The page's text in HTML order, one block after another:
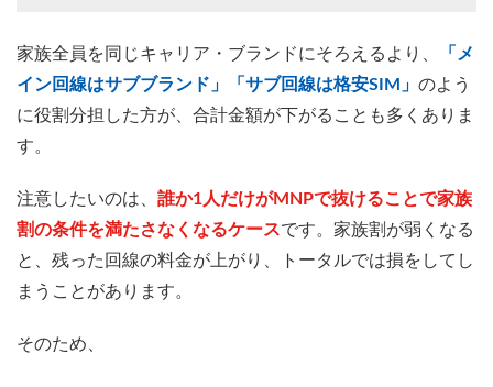
家族全員を同じキャリア・ブランドにそろえるより、
「メ
イン回線はサブブランド」「サブ回線は格安SIM」 のよう
に役割分担した方が、合計金額が下がることも多くありま
す。
注意したいのは、 誰か1人だけがMNPで抜けることで家族
割の条件を満たさなくなるケースです。家族割が弱くなる
と、残った回線の料金が上がり、トータルでは損をしてし
まうことがあります。
そのため、